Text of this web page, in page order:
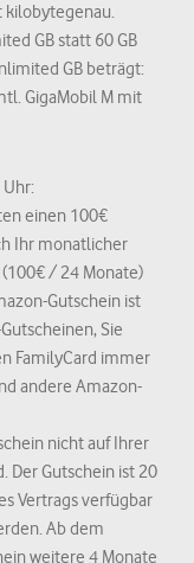
kilobytegenau.
GB statt 60 GB
GB beträgt:
GigaMobil M mit
einen 100€
Ihr monatlicher
/ 24 Monate)
Gutschein ist
Sie
FamilyCard immer
andere Amazon-
nicht auf Ihrer
Der Gutschein ist 20
Vertrags verfügbar
Ab dem
weitere 4 Monate